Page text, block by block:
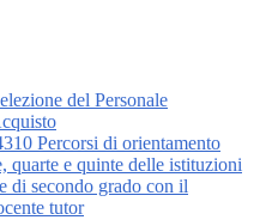
del Personale
Percorsi di orientamento
quarte e quinte delle istituzioni
di secondo grado con il
tutor